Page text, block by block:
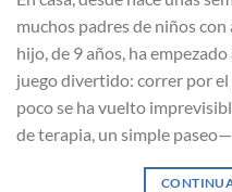
muchos padres de niños
hijo, de 9 años, ha
juego divertido: correr por el
poco se ha vuelto
de terapia, un simple